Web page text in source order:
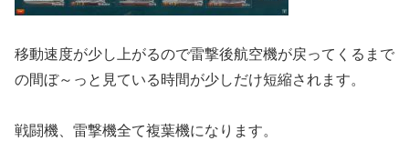
移動速度が少し上がるので雷撃後航空機が戻ってくるまで
の間ぼ～っと見ている時間が少しだけ短縮されます。
戦闘機、雷撃機全て複葉機になります。